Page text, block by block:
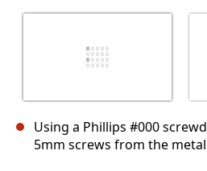
Using a Phillips #000
5mm screws from the